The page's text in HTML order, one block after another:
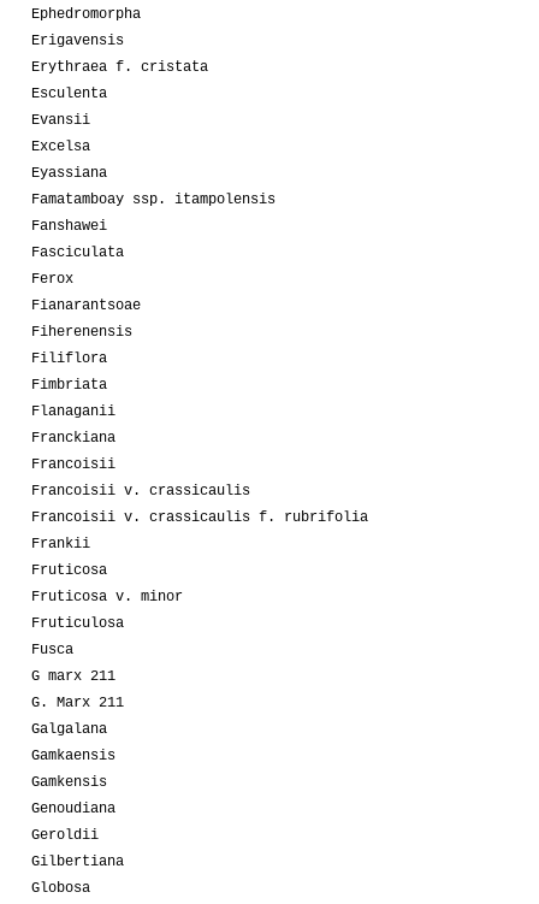
Ephedromorpha
Erigavensis
Erythraea f. cristata
Esculenta
Evansii
Excelsa
Eyassiana
Famatamboay ssp. itampolensis
Fanshawei
Fasciculata
Ferox
Fianarantsoae
Fiherenensis
Filiflora
Fimbriata
Flanaganii
Franckiana
Francoisii
Francoisii v. crassicaulis
Francoisii v. crassicaulis f. rubrifolia
Frankii
Fruticosa
Fruticosa v. minor
Fruticulosa
Fusca
G marx 211
G. Marx 211
Galgalana
Gamkaensis
Gamkensis
Genoudiana
Geroldii
Gilbertiana
Globosa